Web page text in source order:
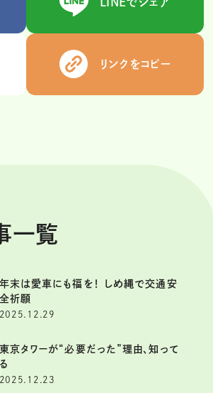
LINEでシェア
リンクをコピー
一覧
末は愛車にも福を！ しめ縄で交通安
祈願
京タワーが“必要だった”理由、知って